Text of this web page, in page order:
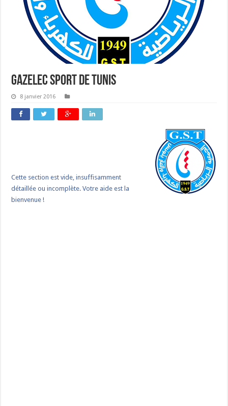
Gazelec Sport de Tunis
8 janvier 2016
Cette section est vide, insuffisamment
détaillée ou incomplète. Votre aide est la
bienvenue !